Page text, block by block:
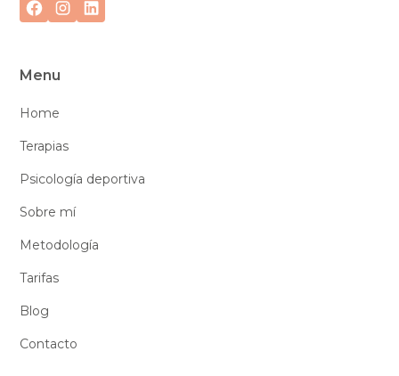
Menu
Home
Terapias
Psicología deportiva
Sobre mí
Metodología
Tarifas
Blog
Contacto